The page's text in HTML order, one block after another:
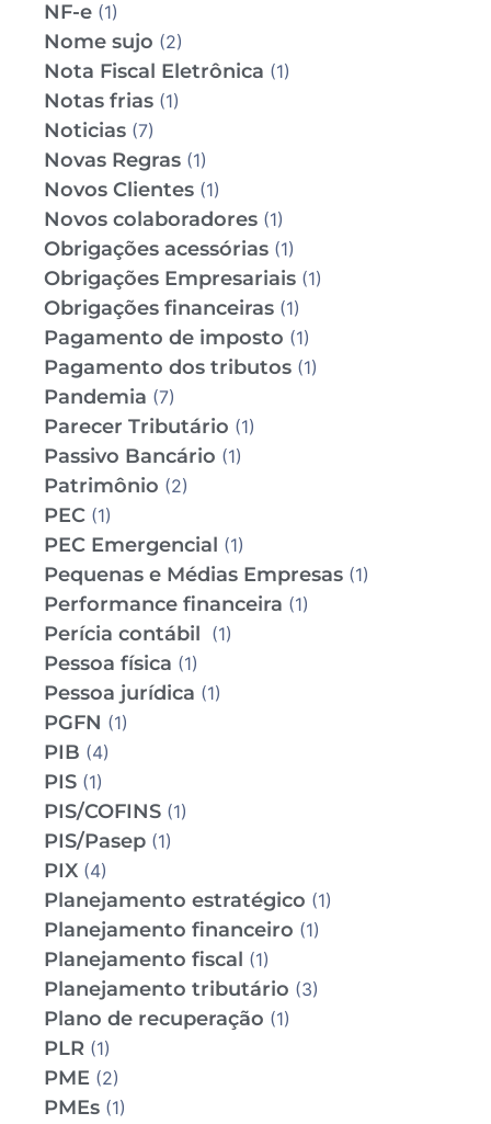
NF-e (1)
Nome sujo (2)
Nota Fiscal Eletrônica (1)
Notas frias (1)
Noticias (7)
Novas Regras (1)
Novos Clientes (1)
Novos colaboradores (1)
Obrigações acessórias (1)
Obrigações Empresariais (1)
Obrigações financeiras (1)
Pagamento de imposto (1)
Pagamento dos tributos (1)
Pandemia (7)
Parecer Tributário (1)
Passivo Bancário (1)
Patrimônio (2)
PEC (1)
PEC Emergencial (1)
Pequenas e Médias Empresas (1)
Performance financeira (1)
Perícia contábil (1)
Pessoa física (1)
Pessoa jurídica (1)
PGFN (1)
PIB (4)
PIS (1)
PIS/COFINS (1)
PIS/Pasep (1)
PIX (4)
Planejamento estratégico (1)
Planejamento financeiro (1)
Planejamento fiscal (1)
Planejamento tributário (3)
Plano de recuperação (1)
PLR (1)
PME (2)
PMEs (1)